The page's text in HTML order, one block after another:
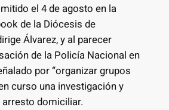
el 4 de agosto en la
de la Diócesis de
Álvarez, y al parecer
de la Policía Nacional en
por “organizar grupos
curso una investigación y
domiciliar.